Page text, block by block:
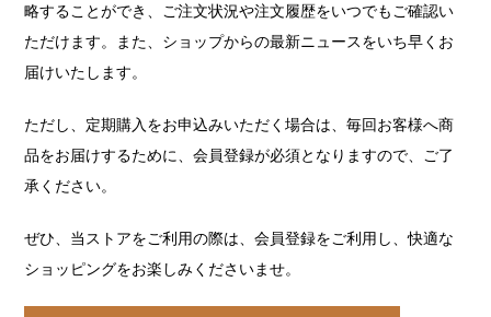
略することができ、ご注文状況や注文履歴をいつでもご確認い
ただけます。また、ショップからの最新ニュースをいち早くお
届けいたします。
ただし、定期購入をお申込みいただく場合は、毎回お客様へ商
品をお届けするために、会員登録が必須となりますので、ご了
承ください。
ぜひ、当ストアをご利用の際は、会員登録をご利用し、快適な
ショッピングをお楽しみくださいませ。